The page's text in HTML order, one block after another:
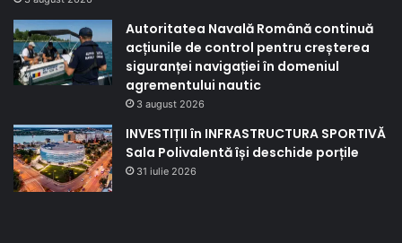
Autoritatea Navală Română continuă
acțiunile de control pentru creșterea
siguranței navigației în domeniul
agrementului nautic
3 august 2026
INVESTIȚII în INFRASTRUCTURA SPORTIVĂ
Sala Polivalentă își deschide porțile
31 iulie 2026